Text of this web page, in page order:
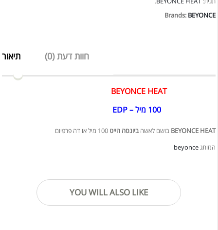
100
מיל
Brands: BEYONCE
תיאור חוות דעת (0)
BEYONCE HEAT
100 מיל – EDP
BEYONCE HEAT בושם לאשהביונסה הייט 100 מיל או דה פרפיום
המותגbeyonce
YOU WILL ALSO LIKE